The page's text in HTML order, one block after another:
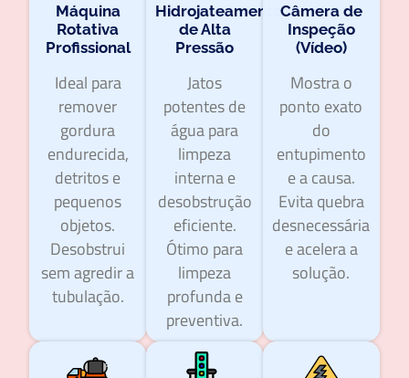
Máquina
Rotativa
Profissional
Ideal para
remover
gordura
endurecida,
detritos e
pequenos
objetos.
Desobstrui
sem agredir a
tubulação.
Hidrojateamento
de Alta
Pressão
Jatos
potentes de
água para
limpeza
interna e
desobstrução
eficiente.
Ótimo para
limpeza
profunda e
preventiva.
Câmera de
Inspeção
(Vídeo)
Mostra o
ponto exato
do
entupimento
e a causa.
Evita quebra
desnecessária
e acelera a
solução.